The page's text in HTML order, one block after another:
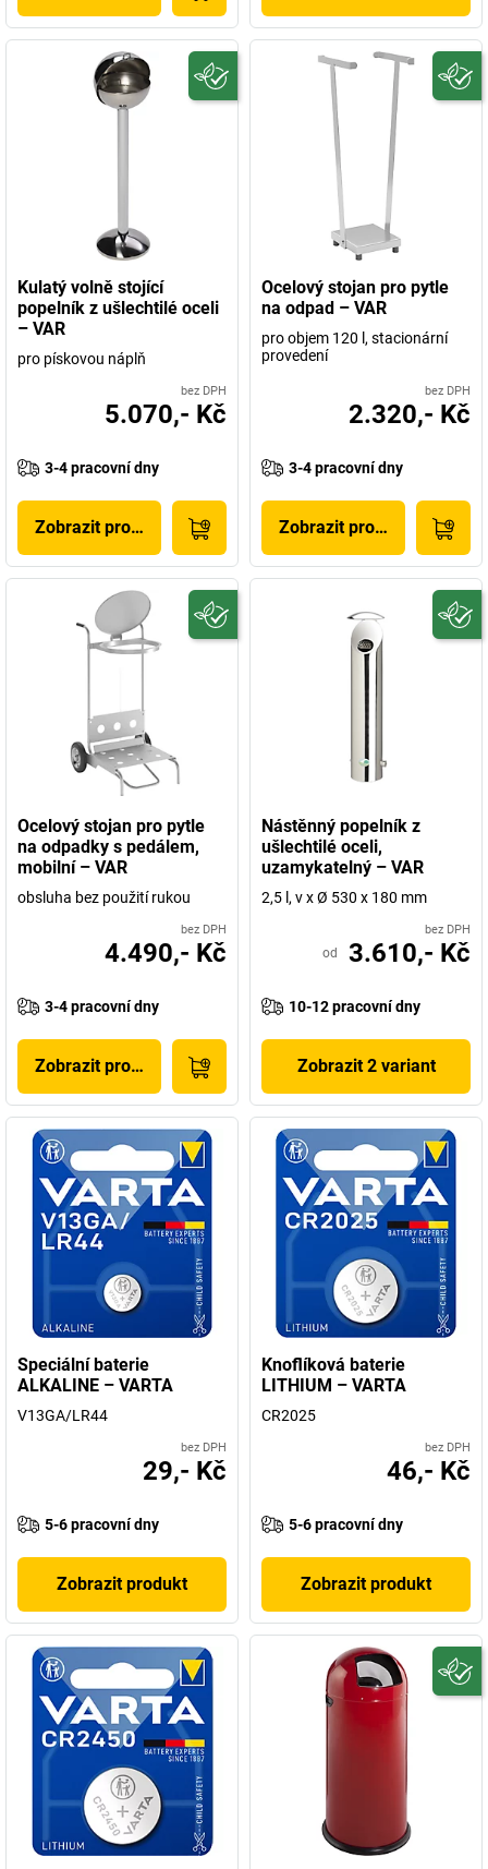
Kulatý volně stojící
popelník z ušlechtilé oceli
– VAR
pro pískovou náplň
bez DPH
5.070,- Kč
3-4 pracovní dny
Zobrazit produkt
Ocelový stojan pro pytle
na odpad – VAR
pro objem 120 l, stacionární
provedení
bez DPH
2.320,- Kč
3-4 pracovní dny
Zobrazit produkt
Ocelový stojan pro pytle
na odpadky s pedálem,
mobilní – VAR
obsluha bez použití rukou
bez DPH
4.490,- Kč
3-4 pracovní dny
Zobrazit produkt
Nástěnný popelník z
ušlechtilé oceli,
uzamykatelný – VAR
2,5 l, v x Ø 530 x 180 mm
bez DPH
od 3.610,- Kč
10-12 pracovní dny
Zobrazit 2 variant
Speciální baterie
ALKALINE – VARTA
V13GA/LR44
bez DPH
29,- Kč
5-6 pracovní dny
Zobrazit produkt
Knoflíková baterie
LITHIUM – VARTA
CR2025
bez DPH
46,- Kč
5-6 pracovní dny
Zobrazit produkt